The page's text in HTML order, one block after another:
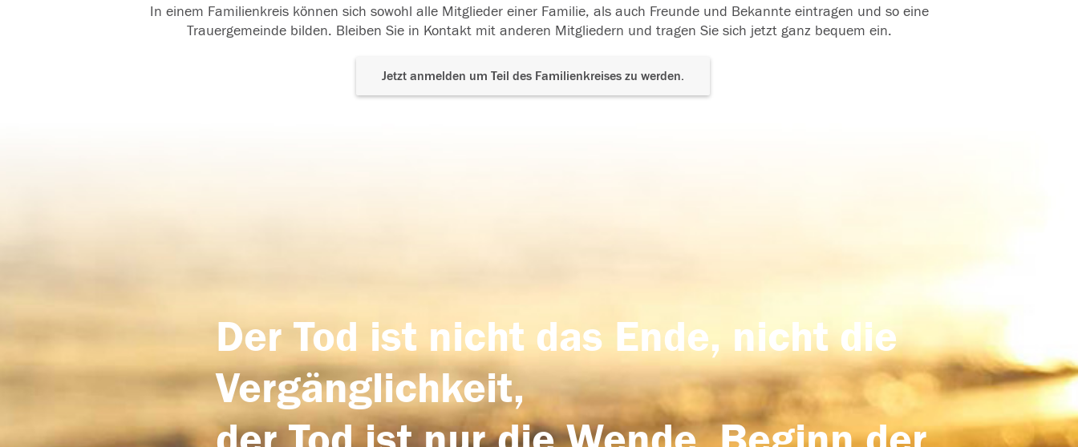
In einem Familienkreis können sich sowohl alle Mitglieder einer Familie, als auch Freunde und Bekannte eintragen und so eine
Trauergemeinde bilden. Bleiben Sie in Kontakt mit anderen Mitgliedern und tragen Sie sich jetzt ganz bequem ein.
Jetzt anmelden um Teil des Familienkreises zu werden.
Der Tod ist nicht das Ende, nicht die
Vergänglichkeit,